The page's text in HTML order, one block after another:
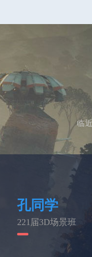
临
孔同学
221届3D场景班